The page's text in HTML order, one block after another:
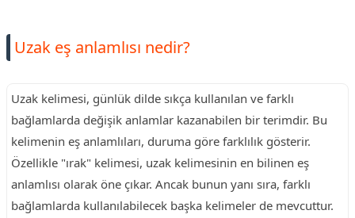
Uzak eş anlamlısı nedir?
Uzak kelimesi, günlük dilde sıkça kullanılan ve farklı
bağlamlarda değişik anlamlar kazanabilen bir terimdir. Bu
kelimenin eş anlamlıları, duruma göre farklılık gösterir.
Özellikle "ırak" kelimesi, uzak kelimesinin en bilinen eş
anlamlısı olarak öne çıkar. Ancak bunun yanı sıra, farklı
bağlamlarda kullanılabilecek başka kelimeler de mevcuttur.